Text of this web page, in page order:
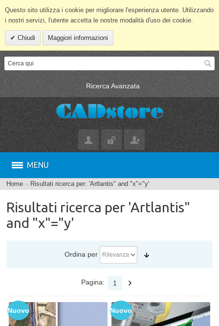
Questo sito utilizza i cookie per migliorare l'esperienza utente. Utilizzando
i nostri servizi, l'utente accetta le nostre modalità d'uso dei cookie.
Chiudi Maggiori informazioni
Ricerca Avanzata
MENU
Home Risultati ricerca per: 'Artlantis" and "x"="y'
Risultati ricerca per 'Artlantis"
and "x"="y'
Ordina per
Pagina: 1
Nuovo Nuovo